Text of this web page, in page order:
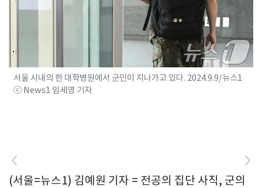
서울 시내의 한 대학병원에서 군인이 지나가고 있다. 2024.9.9/뉴스1
ⓒ News1 임세영 기자
(서울=뉴스1) 김예원 기자 = 전공의 집단 사직, 군의